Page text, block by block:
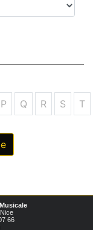
P Q R S T
66